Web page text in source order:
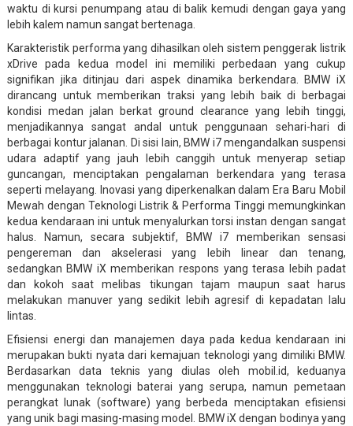
waktu di kursi penumpang atau di balik kemudi dengan gaya yang
lebih kalem namun sangat bertenaga.
Karakteristik performa yang dihasilkan oleh sistem penggerak listrik
xDrive pada kedua model ini memiliki perbedaan yang cukup
signifikan jika ditinjau dari aspek dinamika berkendara. BMW iX
dirancang untuk memberikan traksi yang lebih baik di berbagai
kondisi medan jalan berkat ground clearance yang lebih tinggi,
menjadikannya sangat andal untuk penggunaan sehari-hari di
berbagai kontur jalanan. Di sisi lain, BMW i7 mengandalkan suspensi
udara adaptif yang jauh lebih canggih untuk menyerap setiap
guncangan, menciptakan pengalaman berkendara yang terasa
seperti melayang. Inovasi yang diperkenalkan dalam Era Baru Mobil
Mewah dengan Teknologi Listrik & Performa Tinggi memungkinkan
kedua kendaraan ini untuk menyalurkan torsi instan dengan sangat
halus. Namun, secara subjektif, BMW i7 memberikan sensasi
pengereman dan akselerasi yang lebih linear dan tenang,
sedangkan BMW iX memberikan respons yang terasa lebih padat
dan kokoh saat melibas tikungan tajam maupun saat harus
melakukan manuver yang sedikit lebih agresif di kepadatan lalu
lintas.
Efisiensi energi dan manajemen daya pada kedua kendaraan ini
merupakan bukti nyata dari kemajuan teknologi yang dimiliki BMW.
Berdasarkan data teknis yang diulas oleh mobil.id, keduanya
menggunakan teknologi baterai yang serupa, namun pemetaan
perangkat lunak (software) yang berbeda menciptakan efisiensi
yang unik bagi masing-masing model. BMW iX dengan bodinya yang